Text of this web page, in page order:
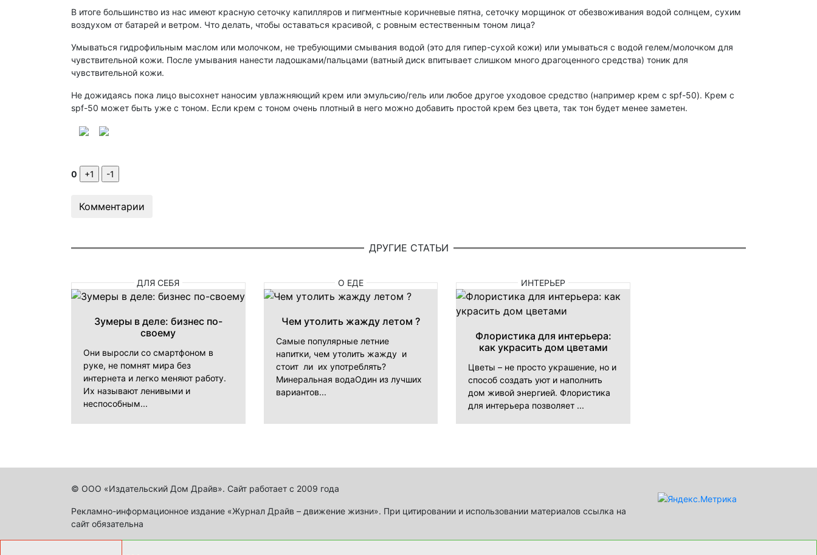
В итоге большинство из нас имеют красную сеточку капилляров и пигментные коричневые пятна, сеточку морщинок от обезвоживания водой солнцем, сухим
воздухом от батарей и ветром. Что делать, чтобы оставаться красивой, с ровным естественным тоном лица?
Умываться гидрофильным маслом или молочком, не требующими смывания водой (это для гипер-сухой кожи) или умываться с водой гелем/молочком для
чувствительной кожи. После умывания нанести ладошками/пальцами (ватный диск впитывает слишком много драгоценного средства) тоник для
чувствительной кожи.
Не дожидаясь пока лицо высохнет наносим увлажняющий крем или эмульсию/гель или любое другое уходовое средство (например крем с spf-50). Крем с
spf-50 может быть уже с тоном. Если крем с тоном очень плотный в него можно добавить простой крем без цвета, так тон будет менее заметен.
0
Комментарии
ДРУГИЕ СТАТЬИ
ДЛЯ СЕБЯ
Зумеры в деле: бизнес по-
своему
Они выросли со смартфоном в
руке, не помнят мира без
интернета и легко меняют работу.
Их называют ленивыми и
неспособным...
О ЕДЕ
Чем утолить жажду летом ?
Самые популярные летние
напитки, чем утолить жажду и
стоит ли их употреблять?
Минеральная водаОдин из лучших
вариантов...
ИНТЕРЬЕР
Флористика для интерьера:
как украсить дом цветами
Цветы – не просто украшение, но и
способ создать уют и наполнить
дом живой энергией. Флористика
для интерьера позволяет ...
© ООО «Издательский Дом Драйв». Сайт работает с 2009 года
Рекламно-информационное издание «Журнал Драйв – движение жизни». При цитировании и использовании материалов ссылка на
сайт обязательна